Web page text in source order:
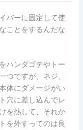
バーに固定して使
ことをするんだな
ハンダゴテやトー
つですが、ネジ、
体にダメージがい
穴に差し込んでレ
を熱して、それか
を外すってのは良